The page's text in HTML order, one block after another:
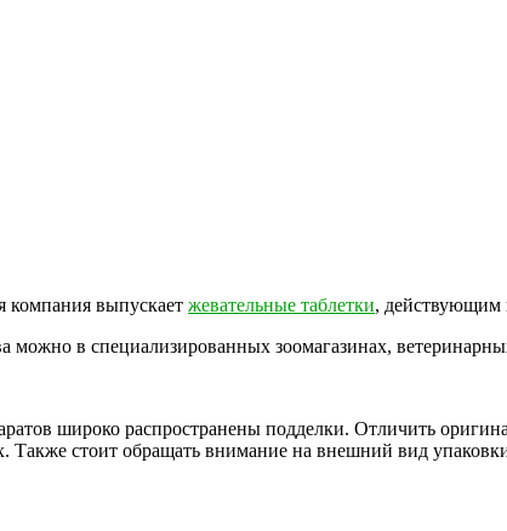
компания выпускает жевательные таблетки, действующим
можно в специализированных зоомагазинах,
широко распространены подделки. Отличить
Также стоит обращать внимание на внешний вид